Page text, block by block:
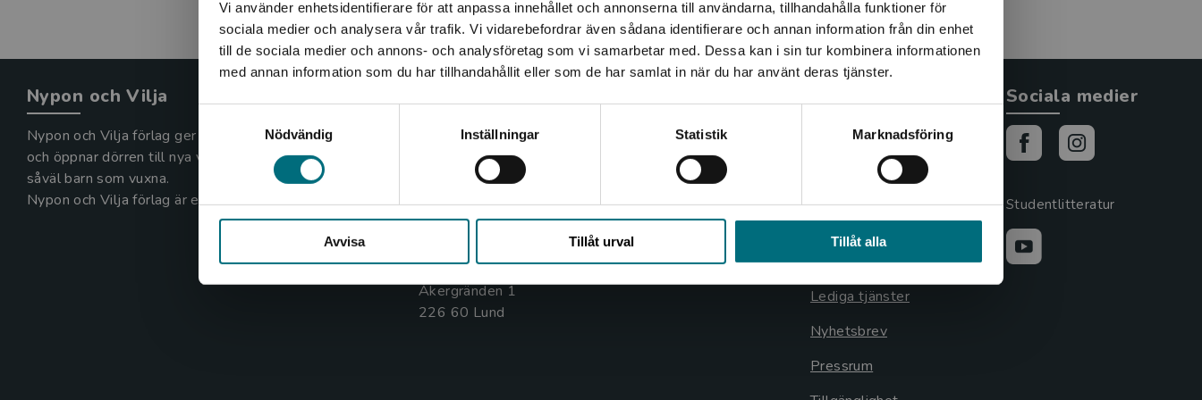
Vi använder enhetsidentifierare för att anpassa innehållet och annonserna till användarna, tillhandahålla funktioner för
sociala medier och analysera vår trafik. Vi vidarebefordrar även sådana identifierare och annan information från din enhet
till de sociala medier och annons- och analysföretag som vi samarbetar med. Dessa kan i sin tur kombinera informationen
med annan information som du har tillhandahållit eller som de har samlat in när du har använt deras tjänster.
Nödvändig
Inställningar Statistik Marknadsföring
Avvisa Tillåt urval Tillåt alla
Det verkar som att du besöker nyponochviljaforlag.se via
en enhet utanför Sverige. Vi erbjuder inte leveranser
utanför Sverige. För att kunna slutföra ett köp måste
leveransadressen vara i Sverige.
Nypon och Vilja
Nypon och Vilja förlag ger ut böcker som väcker läslust
och öppnar dörren till nya världar och möjligheter för
såväl barn som vuxna.
Nypon och Vilja förlag är en del av Studentlitteratur.
Kontakta oss
046-31 20 00
Box 141
221 00 Lund
Besöksadress:
Åkergränden 1
Kontakta kundservice
046-31 21 00
Frågor och svar
Köpvillkor
Om oss
Cookieinställningar
GDPR och
personuppgifter
Lediga tjänster
Nyhetsbrev
Pressrum
Sociala medier
Studentlitteratur